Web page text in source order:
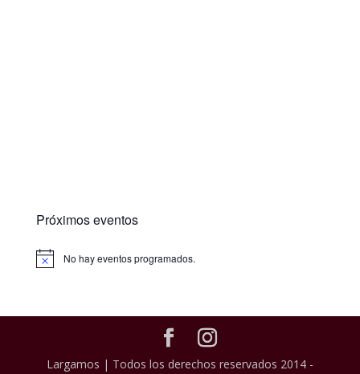
Próximos eventos
No hay eventos programados.
Largamos | Todos los derechos reservados 2014 -